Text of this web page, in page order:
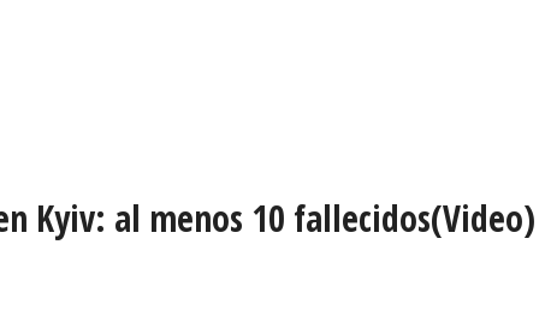
Kyiv: al menos 10 fallecidos(Video)